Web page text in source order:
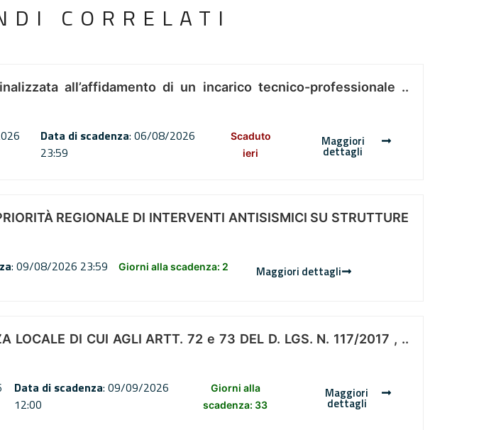
CORRELATI
all’affidamento di un incarico tecnico-professionale ..
Data di scadenza: 06/08/2026
23:59
Scaduto
ieri
Maggiori
dettagli
REGIONALE DI INTERVENTI ANTISISMICI SU STRUTTURE
: 09/08/2026 23:59 Giorni alla scadenza: 2 Maggiori dettagli
LOCALE DI CUI AGLI ARTT. 72 e 73 DEL D. LGS. N. 117/2017 , ..
Data di scadenza: 09/09/2026
12:00
Giorni alla
scadenza: 33
Maggiori
dettagli